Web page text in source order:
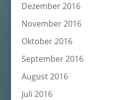
Dezember 2016
November 2016
Oktober 2016
September 2016
August 2016
Juli 2016